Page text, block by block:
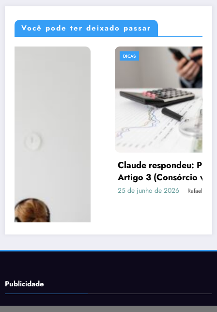
Você pode ter deixado passar
Claude respondeu: Preencha assim para o
Artigo 3 (Consórcio vs Financiamento)
Rafael Ramos